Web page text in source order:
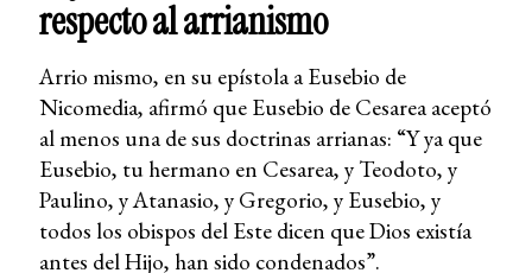
respecto al arrianismo
Arrio mismo, en su epístola a Eusebio de
Nicomedia, afirmó que Eusebio de Cesarea aceptó
al menos una de sus doctrinas arrianas: “Y ya que
Eusebio, tu hermano en Cesarea, y Teodoto, y
Paulino, y Atanasio, y Gregorio, y Eusebio, y
todos los obispos del Este dicen que Dios existía
antes del Hijo, han sido condenados”.